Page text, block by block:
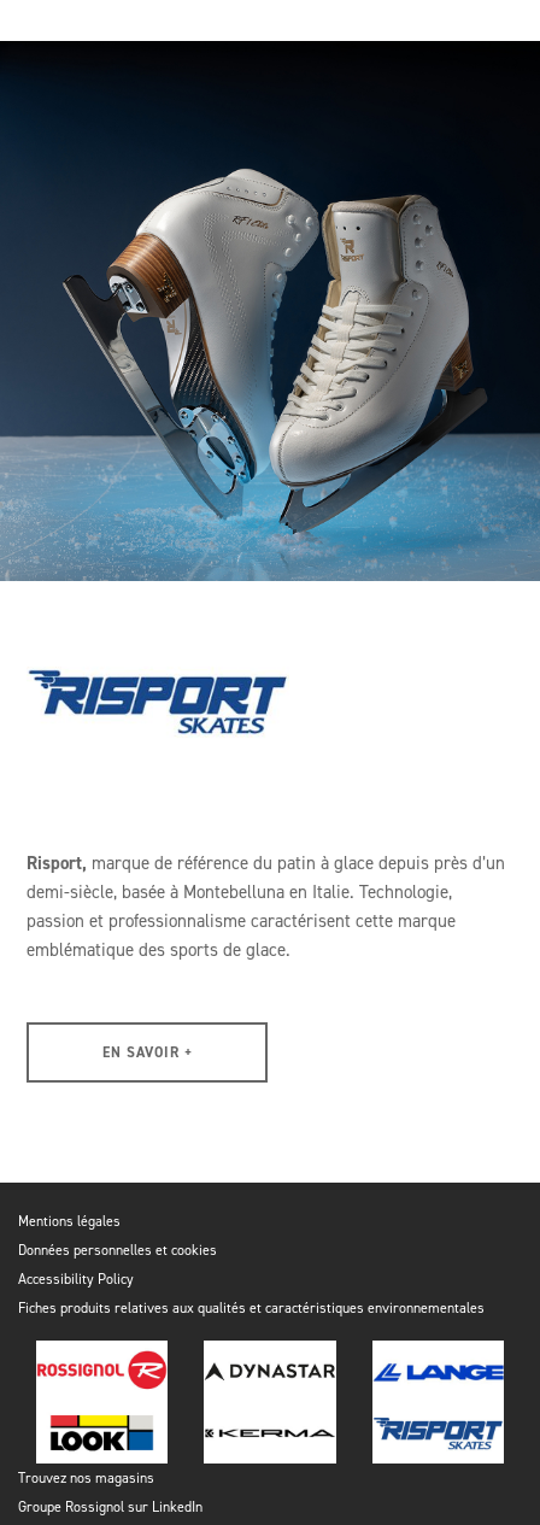
Risport, marque de référence du patin à glace depuis près d’un
demi-siècle, basée à Montebelluna en Italie. Technologie,
passion et professionnalisme caractérisent cette marque
emblématique des sports de glace.
EN SAVOIR +
Mentions légales
Données personnelles et cookies
Accessibility Policy
Fiches produits relatives aux qualités et caractéristiques environnementales
Trouvez nos magasins
Groupe Rossignol sur LinkedIn